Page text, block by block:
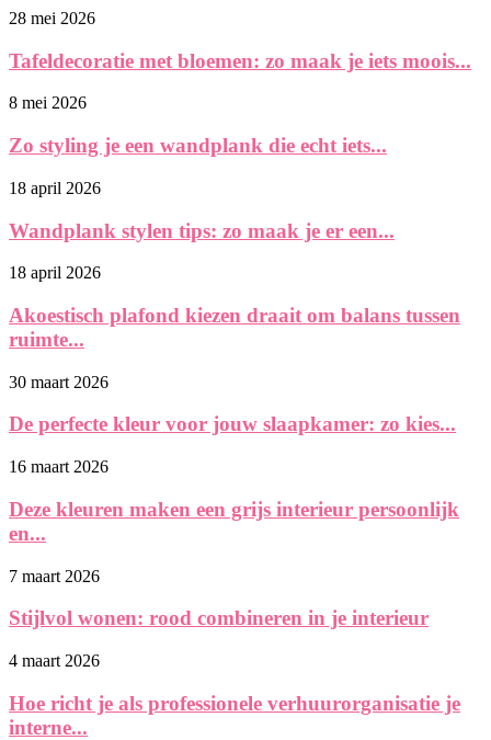
28 mei 2026
Tafeldecoratie met bloemen: zo maak je iets moois...
8 mei 2026
Zo styling je een wandplank die echt iets...
18 april 2026
Wandplank stylen tips: zo maak je er een...
18 april 2026
Akoestisch plafond kiezen draait om balans tussen
ruimte...
30 maart 2026
De perfecte kleur voor jouw slaapkamer: zo kies...
16 maart 2026
Deze kleuren maken een grijs interieur persoonlijk
en...
7 maart 2026
Stijlvol wonen: rood combineren in je interieur
4 maart 2026
Hoe richt je als professionele verhuurorganisatie je
interne...